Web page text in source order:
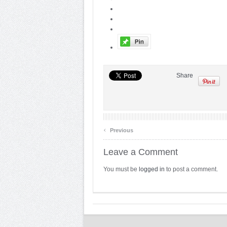
Share
‹ Previous
Leave a Comment
You must be logged in to post a comment.